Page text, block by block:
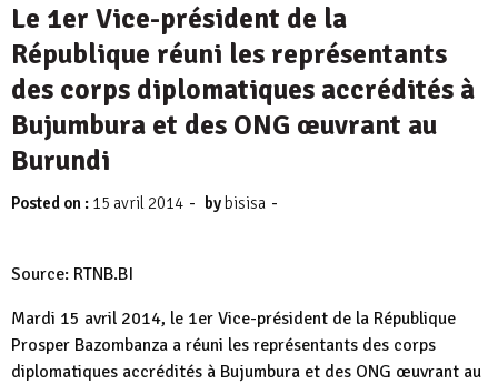
Le 1er Vice-président de la
République réuni les représentants
des corps diplomatiques accrédités à
Bujumbura et des ONG œuvrant au
Burundi
Posted on : 15 avril 2014 - by bisisa -
Source: RTNB.BI
Mardi 15 avril 2014, le 1er Vice-président de la République
Prosper Bazombanza a réuni les représentants des corps
diplomatiques accrédités à Bujumbura et des ONG œuvrant au